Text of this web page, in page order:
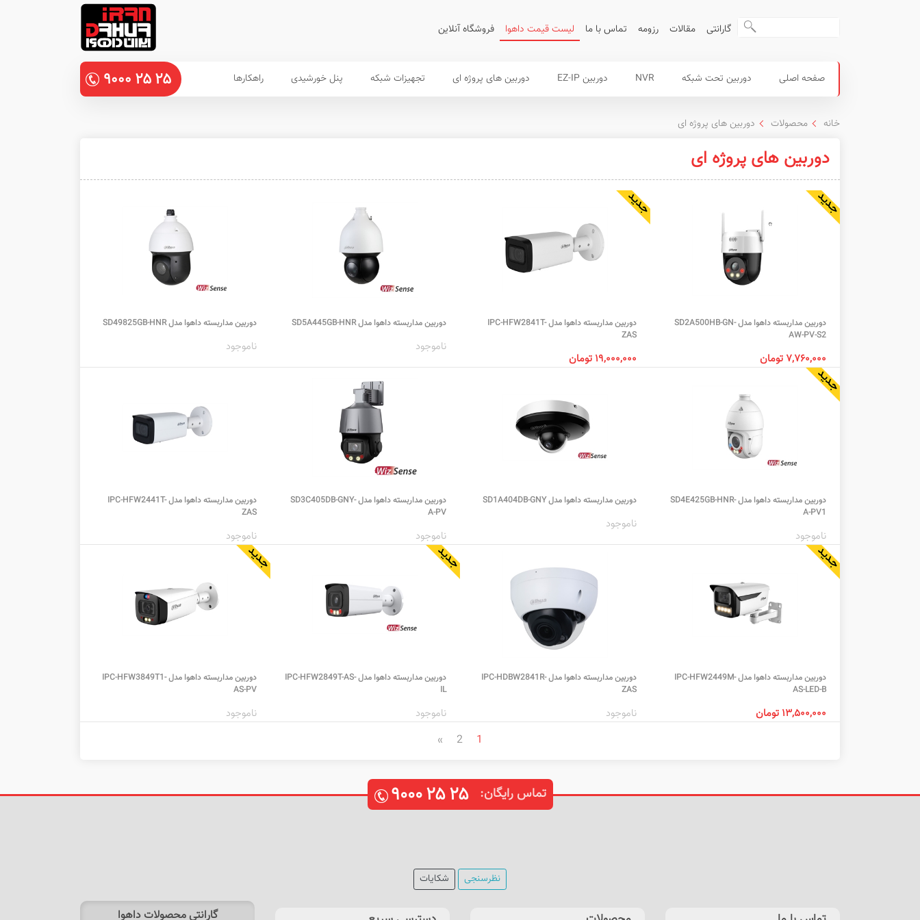
گارانتی مقالات رزومه تماس با ما لیست قیمت داهوا فروشگاه آنلاین
منوی
اصلی
صفحه اصلی دوربین تحت شبکه NVR دوربین EZ-IP دوربین های پروژه ای تجهیزات شبکه پنل خورشیدی راهکارها ۹۰۰۰ ۲۵۲۵
خانه محصولات دوربین های پروژه ای
دوربین های پروژه ای
دوربین مداربسته داهوا مدل SD2A500HB-GN-
AW-PV-S2
۷,۷۶۰,۰۰۰ تومان
دوربین مداربسته داهوا مدل IPC-HFW2841T-
ZAS
۱۹,۰۰۰,۰۰۰ تومان
دوربین مداربسته داهوا مدل SD5A445GB-HNR
ناموجود
دوربین مداربسته داهوا مدل SD49825GB-HNR
ناموجود
دوربین مداربسته داهوا مدل SD4E425GB-HNR-
A-PV1
ناموجود
دوربین مداربسته داهوا مدل SD1A404DB-GNY
ناموجود
دوربین مداربسته داهوا مدل SD3C405DB-GNY-
A-PV
ناموجود
دوربین مداربسته داهوا مدل IPC-HFW2441T-
ZAS
ناموجود
دوربین مداربسته داهوا مدل IPC-HFW2449M-
AS-LED-B
۱۳,۵۰۰,۰۰۰ تومان
دوربین مداربسته داهوا مدل IPC-HDBW2841R-
ZAS
ناموجود
دوربین مداربسته داهوا مدل IPC-HFW2849T-AS-
IL
ناموجود
دوربین مداربسته داهوا مدل IPC-HFW3849T1-
AS-PV
ناموجود
1
2
»
تماس رایگان: ۹۰۰۰۲۵۲۵
نظرسنجی شکایات
گارانتی محصولات داهوا